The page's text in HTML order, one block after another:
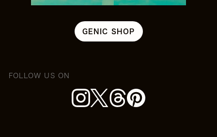
GENIC SHOP
FOLLOW US ON